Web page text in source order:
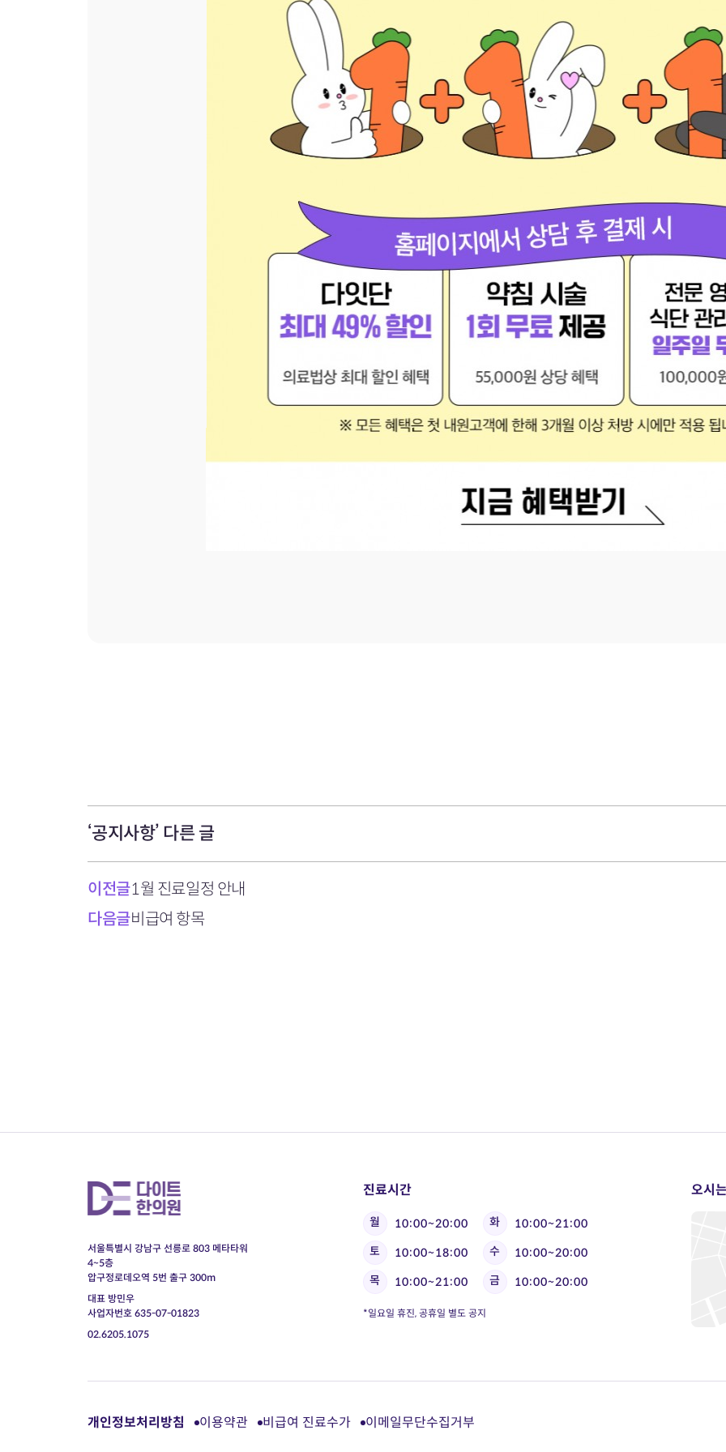
‘공지사항’ 다른 글
이전글1월 진료일정 안내
다음글비급여 항목
서울특별시 강남구 선릉로 803 메타타워
4~5층
압구정로데오역 5번 출구 300m
대표 방민우
사업자번호 635-07-01823
02.6205.1075
진료시간
월 10:00~20:00 화
10:00~21:00
토
10:00~18:00 수
10:00~20:00
목
10:00~21:00 금 10:00~20:00
*일요일 휴진, 공휴일 별도 공지
오시
개인정보처리방침 이용약관 비급여 진료수가 이메일무단수집거부